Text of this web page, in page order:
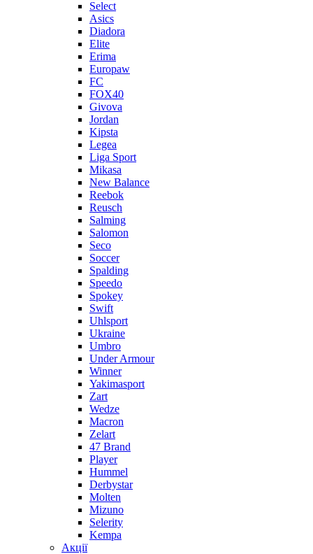
Select
Asics
Diadora
Elite
Erima
Europaw
FC
FOX40
Givova
Jordan
Kipsta
Legea
Liga Sport
Mikasa
New Balance
Reebok
Reusch
Salming
Salomon
Seco
Soccer
Spalding
Speedo
Spokey
Swift
Uhlsport
Ukraine
Umbro
Under Armour
Winner
Yakimasport
Zart
Wedze
Macron
Zelart
47 Brand
Player
Hummel
Derbystar
Molten
Mizuno
Selerity
Kempa
Акції